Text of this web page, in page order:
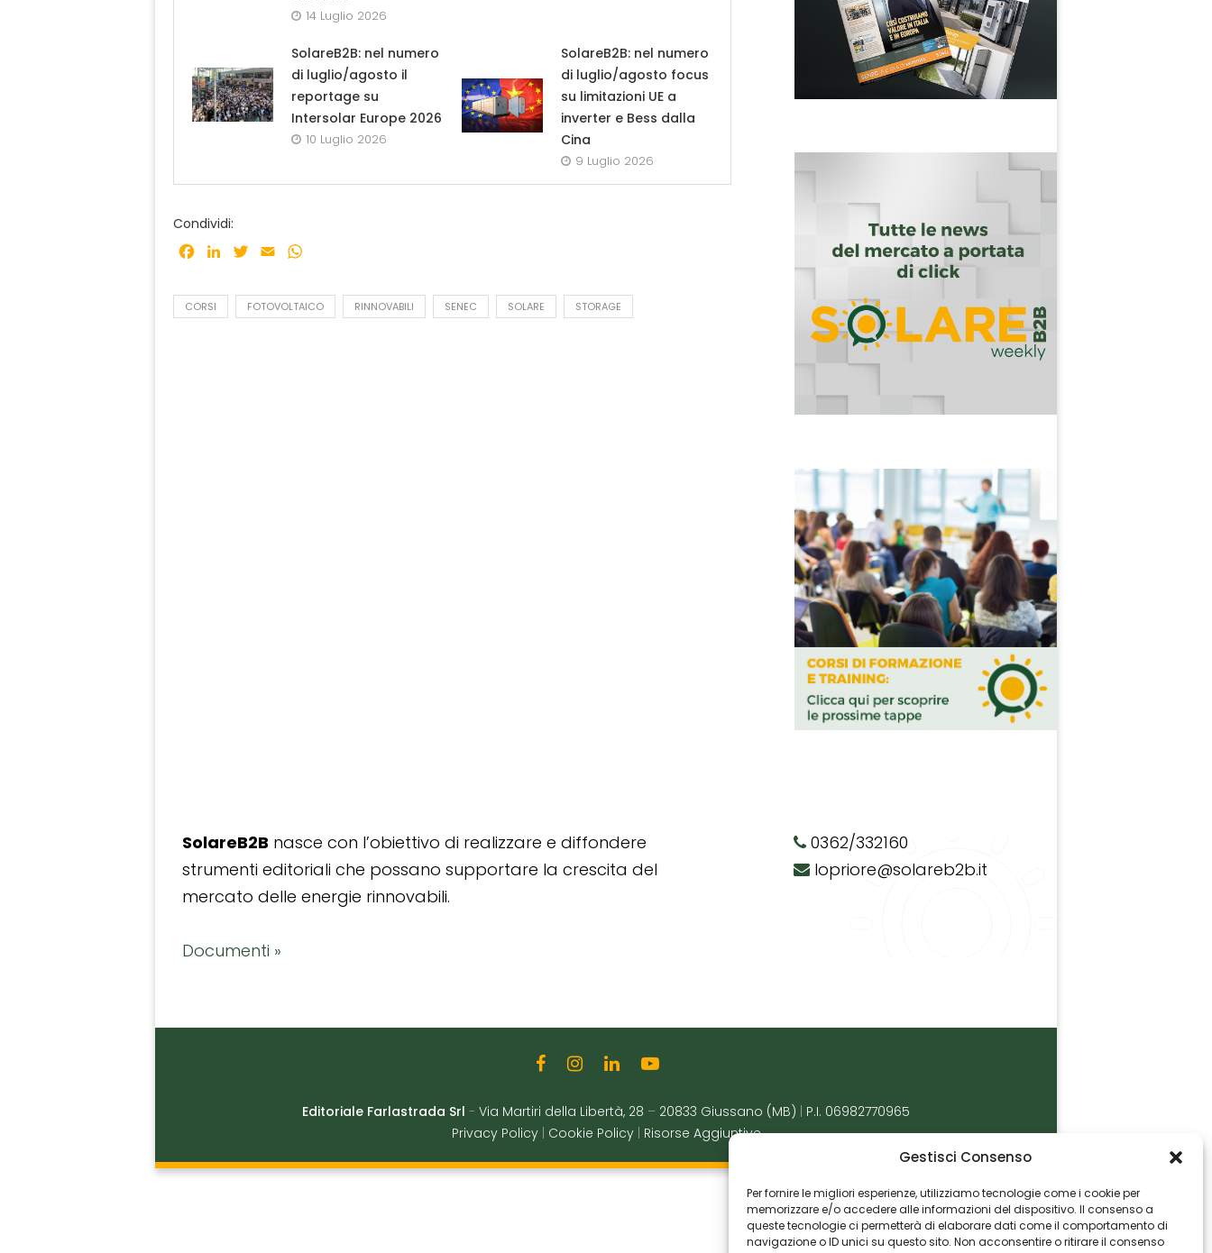
Gestisci Consenso
Per fornire le migliori esperienze, utilizziamo tecnologie come i cookie per
memorizzare e/o accedere alle informazioni del dispositivo. Il consenso a
queste tecnologie ci permetterà di elaborare dati come il comportamento di
navigazione o ID unici su questo sito. Non acconsentire o ritirare il consenso
14 Luglio 2026
SolareB2B: nel numero
di luglio/agosto il
reportage su
Intersolar Europe 2026
10 Luglio 2026
SolareB2B: nel numero
di luglio/agosto focus
su limitazioni UE a
inverter e Bess dalla
Cina
9 Luglio 2026
Condividi:
Facebook
LinkedInTwitter
Email
CORSI FOTOVOLTAICO RINNOVABILI SENEC SOLARE STORAGE
SolareB2B nasce con l’obiettivo di realizzare e diffondere
strumenti editoriali che possano supportare la crescita del
mercato delle energie rinnovabili.
Documenti »
0362/332160
lopriore@solareb2b.it
Editoriale Farlastrada Srl - Via Martiri della Libertà, 28 – 20833 Giussano (MB)
P.I. 06982770965
Privacy Policy
Cookie Policy Risorse Aggiuntive